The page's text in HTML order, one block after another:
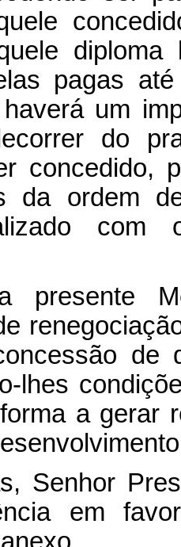
pagas
um
do
concedido,
da ordem
com
presente
de
lhes
a gerar
Senhor
em